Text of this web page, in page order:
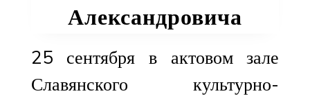
Александровича
25 сентября в актовом зале
Славянского культурно-